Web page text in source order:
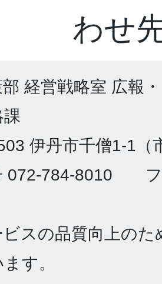
わせ
経営戦略室 広報
課
伊丹市千僧1-1（
072-784-8010 フ
スの品質向上のた
す。